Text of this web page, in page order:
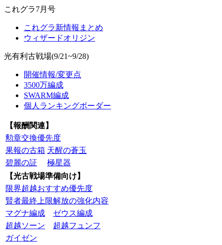
これグラ7月号
これグラ新情報まとめ
ウィザードオリジン
光有利古戦場(9/21~9/28)
開催情報/変更点
3500万編成
SWARM編成
個人ランキングボーダー
【報酬関連】
勲章交換優先度
果報の古箱 天醒の蒼玉
碧麗の証
極星器
【光古戦場準備向け】
限界超越おすすめ優先度
賢者最終上限解放の強化内容
マグナ編成
ゼウス編成
超越ソーン
超越フュンフ
ガイゼン